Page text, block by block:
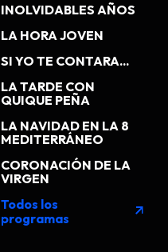
INOLVIDABLES AÑOS
LA HORA JOVEN
SI YO TE CONTARA...
LA TARDE CON
QUIQUE PEÑA
LA NAVIDAD EN LA 8
MEDITERRÁNEO
CORONACIÓN DE LA
VIRGEN
Todos los
programas
arrow_outward